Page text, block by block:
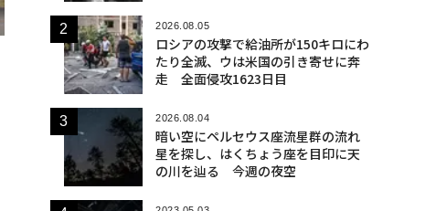
2026.08.05
ロシアの攻撃で給油所が150キロにわ
たり全滅、ウは米国の引き寄せに奔
走 全面侵攻1623日目
2026.08.04
暗い空にペルセウス座流星群の流れ
星を探し、はくちょう座を目印に天
の川を辿る 今週の夜空